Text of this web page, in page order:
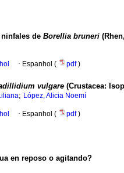
de Borellia bruneri
· Espanhol ( pdf)
vulgare (Crustacea:
; López, Alicia Noemí
· Espanhol ( pdf)
en reposo o agitando?